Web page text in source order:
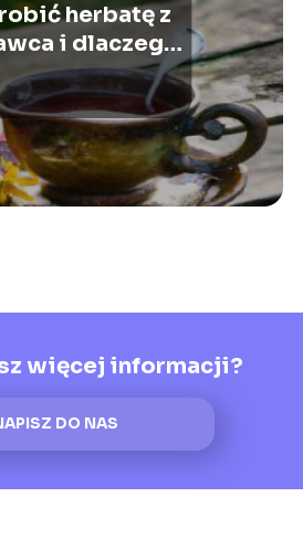
herbatę z
i dlaczego
ją pić?
więcej informacji?
DO NAS